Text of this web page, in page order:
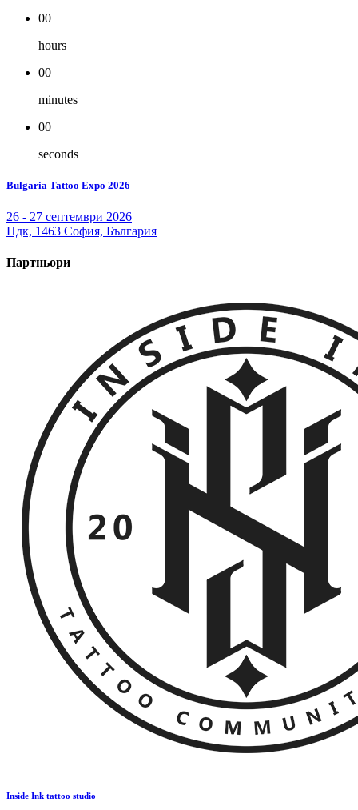
00
hours
00
minutes
00
seconds
Bulgaria Tattoo Expo 2026
26 - 27 септември 2026
Ндк, 1463 София, България
Партньори
Inside Ink tattoo studio